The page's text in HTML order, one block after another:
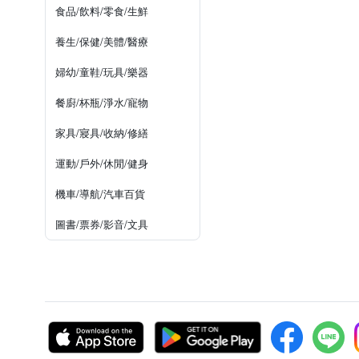
食品/飲料/零食/生鮮
養生/保健/美體/醫療
婦幼/童鞋/玩具/樂器
餐廚/杯瓶/淨水/寵物
家具/寢具/收納/修繕
運動/戶外/休閒/健身
機車/導航/汽車百貨
圖書/票券/影音/文具